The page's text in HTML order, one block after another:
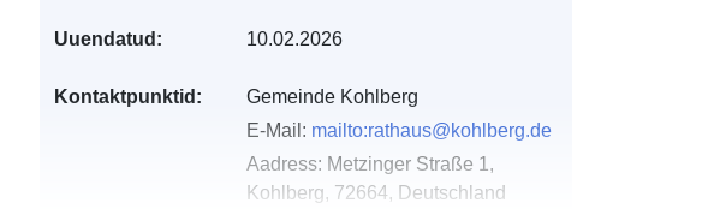
Uuendatud: 10.02.2026
Kontaktpunktid:
Gemeinde Kohlberg
E-Mail: mailto:rathaus@kohlberg.de
Aadress: Metzinger Straße 1,
Kohlberg, 72664, Deutschland